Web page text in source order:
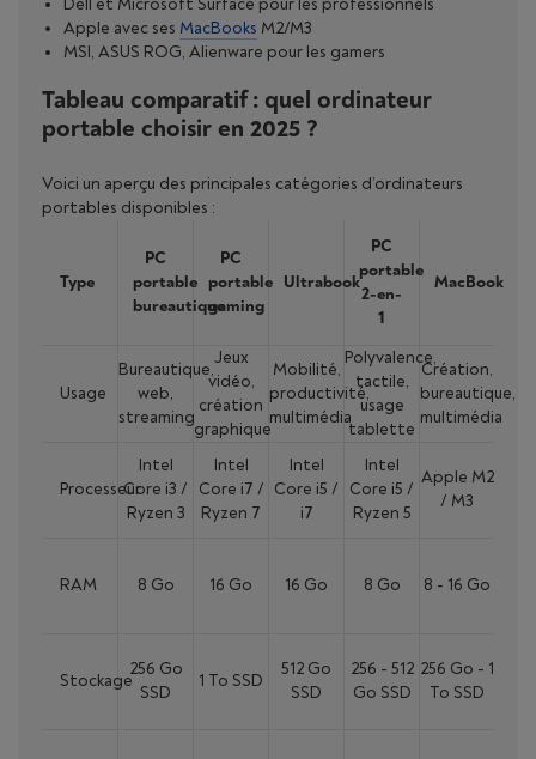
Dell et Microsoft Surface pour les professionnels
Apple avec ses MacBooks M2/M3
MSI, ASUS ROG, Alienware pour les gamers
Tableau comparatif : quel ordinateur
portable choisir en 2025 ?
Voici un aperçu des principales catégories d’ordinateurs
portables disponibles :
Type
PC
portable
bureautique
PC
portable
gaming
Ultrabook
PC
portable
2-en-
1
MacBook
Usage
Bureautique,
web,
streaming
Jeux
vidéo,
création
graphique
Mobilité,
productivité,
multimédia
Polyvalence,
tactile,
usage
tablette
Création,
bureautique,
multimédia
Processeur
Intel
Core i3 /
Ryzen 3
Intel
Core i7 /
Ryzen 7
Intel
Core i5 /
i7
Intel
Core i5 /
Ryzen 5
Apple M2
/ M3
RAM 8 Go 16 Go 16 Go 8 Go 8 - 16 Go
Stockage
256 Go
SSD
1 To SSD
512 Go
SSD
256 - 512
Go SSD
256 Go - 1
To SSD